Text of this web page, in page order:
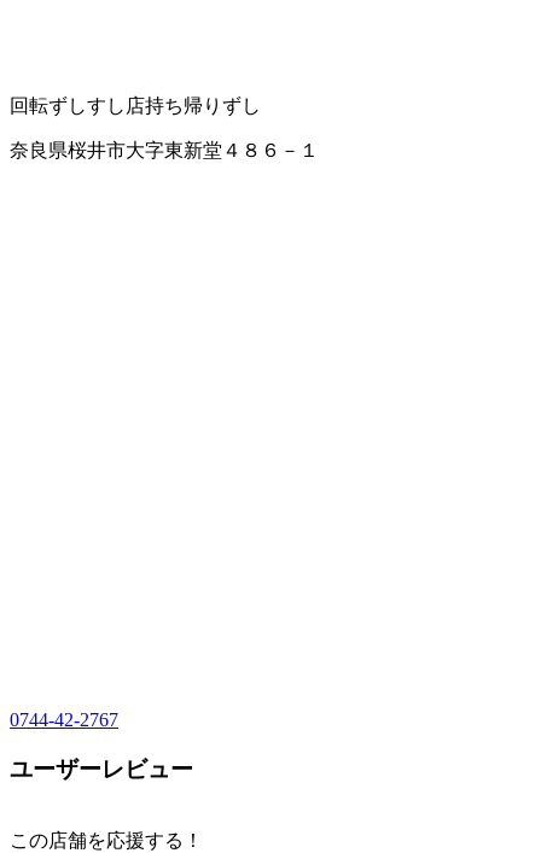
回転ずしすし店持ち帰りずし
奈良県桜井市大字東新堂４８６－１
0744-42-2767
ユーザーレビュー
この店舗を応援する！